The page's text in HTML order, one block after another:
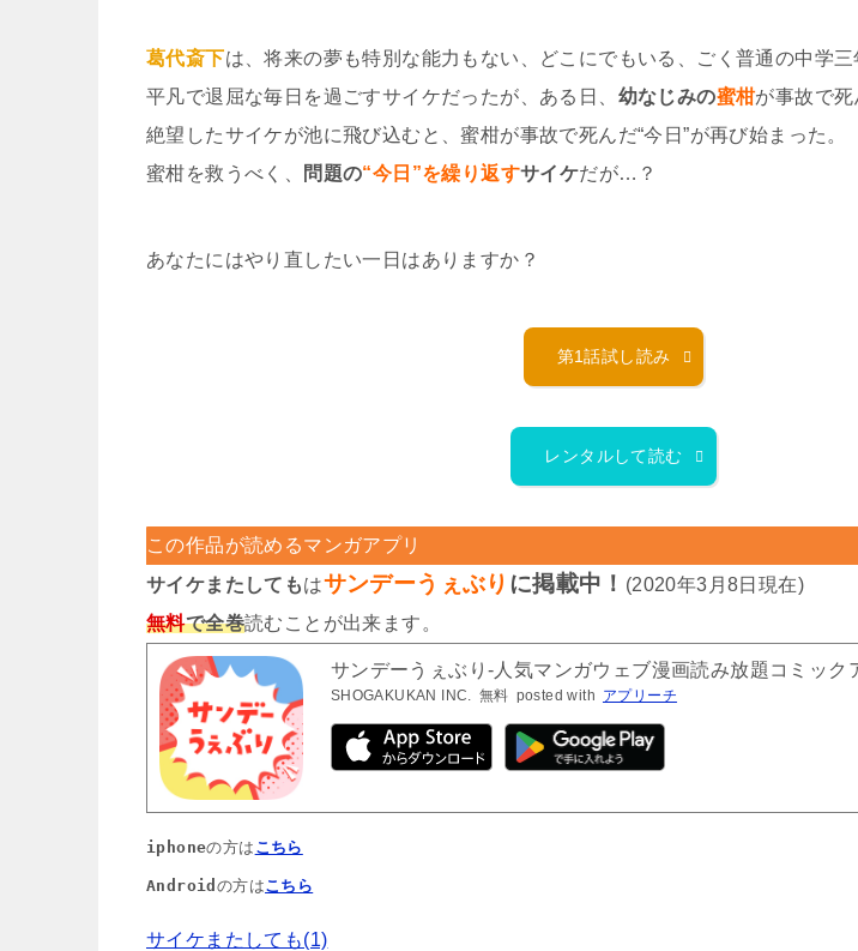
葛代斎下は、将来の夢も特別な能力もない、どこにでもいる、ごく普通の中学三
平凡で退屈な毎日を過ごすサイケだったが、ある日、 幼なじみの蜜柑が事故で死
絶望したサイケが池に飛び込むと、蜜柑が事故で死んだ“今日”が再び始まった。
蜜柑を救うべく、
問題の“今日”を繰り返すサイケだが…？
あなたにはやり直したい一日はありますか？
第1話試し読み
レンタルして読む
この作品が読めるマンガアプリ
サイケまたしてもはサンデーうぇぶり に掲載中！ (2020年3月8日現在)
無料で全巻読むことが出来ます。
サンデーうぇぶり-人気マンガウェブ漫画読み放題コミック
SHOGAKUKAN INC. 無料 posted with アプリーチ
iphoneの方は こちら
Android の方はこちら
サイケまたしても(1)